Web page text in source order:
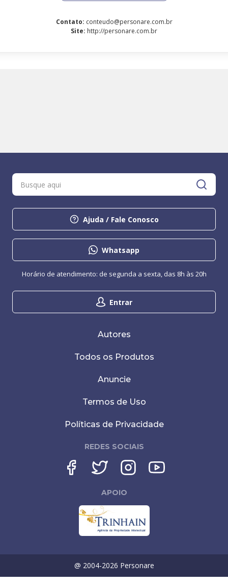
Contato: conteudo@personare.com.br
Site: http://personare.com.br
Ajuda / Fale Conosco
Whatsapp
Entrar
Horário de atendimento: de segunda a sexta, das 8h às 20h
Autores
Todos os Produtos
Anuncie
Termos de Uso
Políticas de Privacidade
REDES SOCIAIS
APOIO
@ 2004-2026 Personare